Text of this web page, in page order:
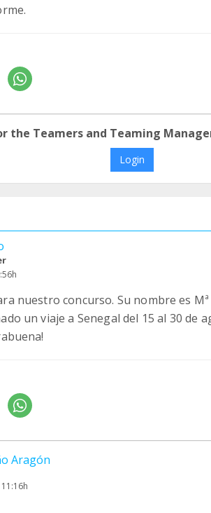
the Teamers and Teaming
Login
nuestro concurso. Su nombre es
un viaje a Senegal del 15 al 30 de
Aragón